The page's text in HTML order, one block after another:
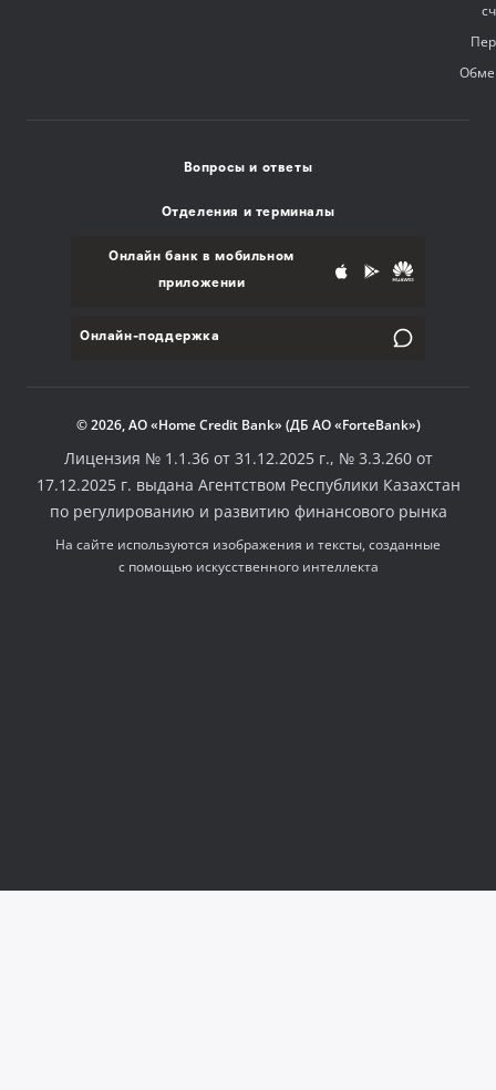
Вопросы и ответы
Отделения и терминалы
Онлайн банк в мобильном
приложении
Онлайн-поддержка
© 2026, АО «Home Credit Bank» (ДБ АО «ForteBank»)
Лицензия № 1.1.36 от 31.12.2025 г., № 3.3.260 от
17.12.2025 г. выдана Агентством Республики Казахстан
по регулированию и развитию финансового рынка
На сайте используются изображения и тексты, созданные
с помощью искусственного интеллекта